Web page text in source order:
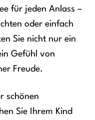
für jeden Anlass –
oder einfach
Sie nicht nur ein
Gefühl von
Freude.
schönen
Sie Ihrem Kind